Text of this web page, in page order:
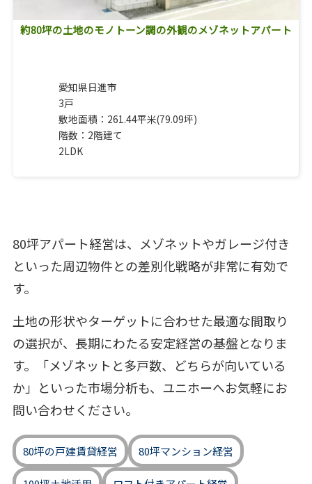
約80坪の土地のモノトーン調の外観のメゾネットアパート
愛知県日進市
3戸
敷地面積：261.44平米(79.09坪)
階数：2階建て
2LDK
80坪アパート経営は、メゾネットやガレージ付き
といった周辺物件との差別化戦略が非常に有効で
す。
土地の形状やターゲットに合わせた最適な間取り
の選択が、長期にわたる安定経営の基盤となりま
す。「メゾネットと多戸数、どちらが向いている
か」といった市場分析も、ユニホーへお気軽にお
問い合わせください。
80坪の戸建賃貸経営 80坪マンション経営